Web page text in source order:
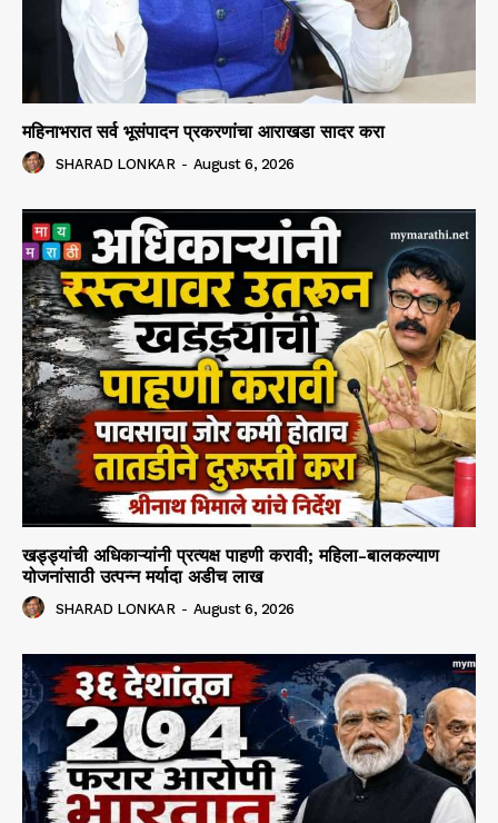
महिनाभरात सर्व भूसंपादन प्रकरणांचा आराखडा सादर करा
SHARAD LONKAR - August 6, 2026
खड्ड्यांची अधिकाऱ्यांनी प्रत्यक्ष पाहणी करावी; महिला-बालकल्याण
योजनांसाठी उत्पन्न मर्यादा अडीच लाख
SHARAD LONKAR - August 6, 2026